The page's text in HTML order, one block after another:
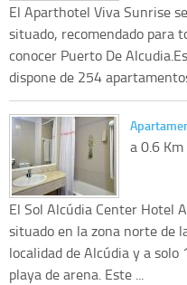
El Aparthotel Viva Sunrise
situado, recomendado para
conocer Puerto De
dispone de 254
a 0.6 Km
El Sol Alcúdia Center Hotel
situado en la zona norte de
localidad de Alcúdia y a
playa de arena. Este ...